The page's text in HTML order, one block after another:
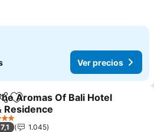
Ver precios
Agregar a favoritos
Aromas Of Bali Hotel
Residence
7,1
1.045